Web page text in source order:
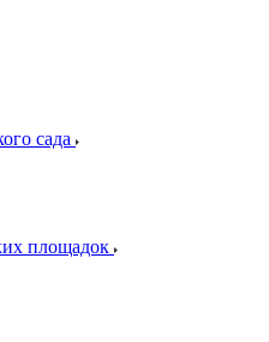
сада
площадок